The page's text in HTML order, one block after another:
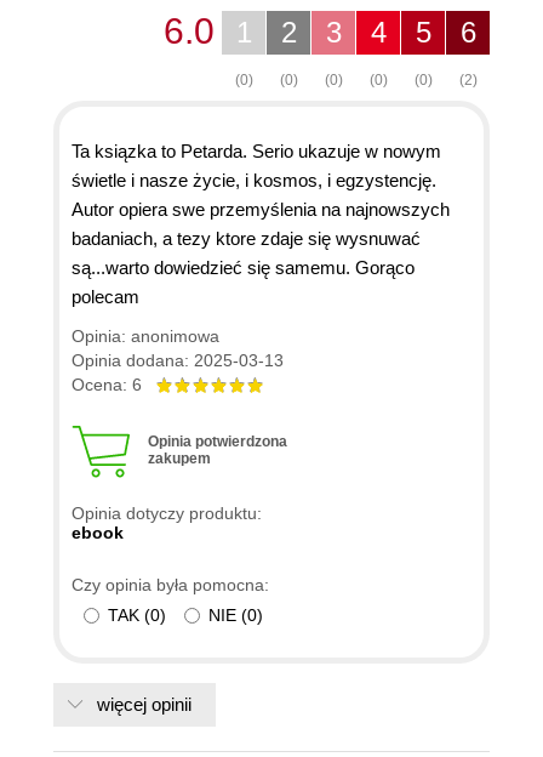
6
(2)
5
(0)
4
(0)
3
(0)
2
(0)
1
(0)
6.0
Ta ksiązka to Petarda. Serio ukazuje w nowym
świetle i nasze życie, i kosmos, i egzystencję.
Autor opiera swe przemyślenia na najnowszych
badaniach, a tezy ktore zdaje się wysnuwać
są...warto dowiedzieć się samemu. Gorąco
polecam
Opinia: anonimowa
Opinia dodana: 2025-03-13
Ocena: 6
Opinia potwierdzona
zakupem
Opinia dotyczy produktu:
ebook
Czy opinia była pomocna:
TAK (0) NIE (0)
więcej opinii